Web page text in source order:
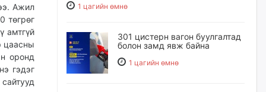
Ажил
төгрөг
амтгүй
цаасны
оронд
гэдэг
1 цагийн өмнө
301 цистерн вагон буулгалтад
болон замд явж байна
1 цагийн өмнө